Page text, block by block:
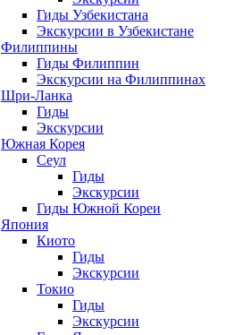
Гиды Узбекистана
Экскурсии в Узбекистане
Филиппины
Гиды Филиппин
Экскурсии на Филиппинах
Шри-Ланка
Гиды
Экскурсии
Южная Корея
Сеул
Гиды
Экскурсии
Гиды Южной Кореи
Япония
Киото
Гиды
Экскурсии
Токио
Гиды
Экскурсии